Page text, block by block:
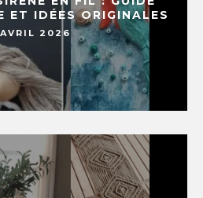
ET IDÉES ORIGINALES
2026